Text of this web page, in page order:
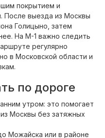
покрытием и
После выезда из Москвы
Голицыно, затем
На М-1 важно следить
регулярно
в Московской области и
по дороге
утром: это помогает
Москвы без затяжных
Можайска или в районе